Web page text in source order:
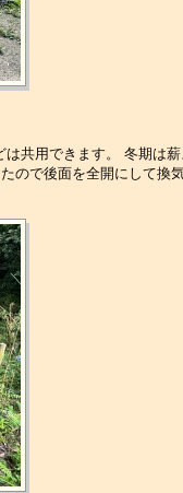
共用できます。 冬期は
ので後面を全開にして換